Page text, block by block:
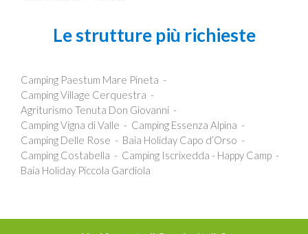
Le strutture più richieste
Camping Paestum Mare Pineta
Camping Village Cerquestra
Agriturismo Tenuta Don Giovanni
Camping Vigna di Valle
Camping Essenza Alpina
Camping Delle Rose
Baia Holiday Capo d’Orso
Camping Costabella
Camping Iscrixedda - Happy Camp
Baia Holiday Piccola Gardiola